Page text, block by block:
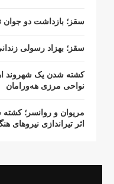
سقز؛ بازداشت دو جوان
سقز؛ بهزاد رسولی
کشتە شدن یک شهروند
نواحی مرزی هەورامان
مریوان و روانسر؛
اثر تیراندازی